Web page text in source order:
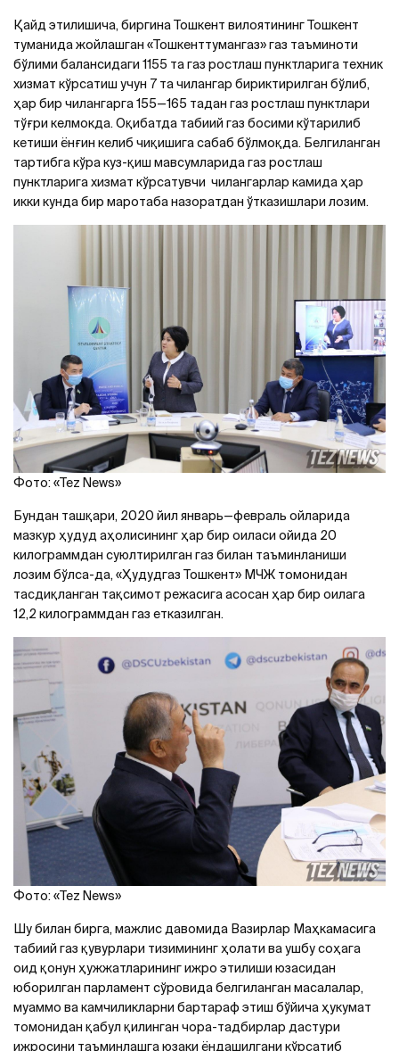
Қайд этилишича, биргина Тошкент вилоятининг Тошкент
туманида жойлашган «Тошкенттумангаз» газ таъминоти
бўлими балансидаги 1155 та газ ростлаш пунктларига техник
хизмат кўрсатиш учун 7 та чилангар бириктирилган бўлиб,
ҳар бир чилангарга 155—165 тадан газ ростлаш пунктлари
тўғри келмокда. Оқибатда табиий газ босими кўтарилиб
кетиши ёнғин келиб чиқишига сабаб бўлмоқда. Белгиланган
тартибга кўра куз-қиш мавсумларида газ ростлаш
пунктларига хизмат кўрсатувчи чилангарлар камида ҳар
икки кунда бир маротаба назоратдан ўтказишлари лозим.
Фото: «Tez News»
Бундан ташқари, 2020 йил январь—февраль ойларида
мазкур ҳудуд аҳолисининг ҳар бир оиласи ойида 20
килограммдан суюлтирилган газ билан таъминланиши
лозим бўлса-да, «Ҳудудгаз Тошкент» МЧЖ томонидан
тасдиқланган тақсимот режасига асосан ҳар бир оилага
12,2 килограммдан газ етказилган.
Фото: «Tez News»
Шу билан бирга, мажлис давомида Вазирлар Маҳкамасига
табиий газ қувурлари тизимининг ҳолати ва ушбу соҳага
оид қонун ҳужжатларининг ижро этилиши юзасидан
юборилган парламент сўровида белгиланган масалалар,
муаммо ва камчиликларни бартараф этиш бўйича ҳукумат
томонидан қабул қилинган чора-тадбирлар дастури
ижросини таъминлашга юзаки ёндашилгани кўрсатиб